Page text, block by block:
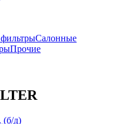
Салонные
Прочие